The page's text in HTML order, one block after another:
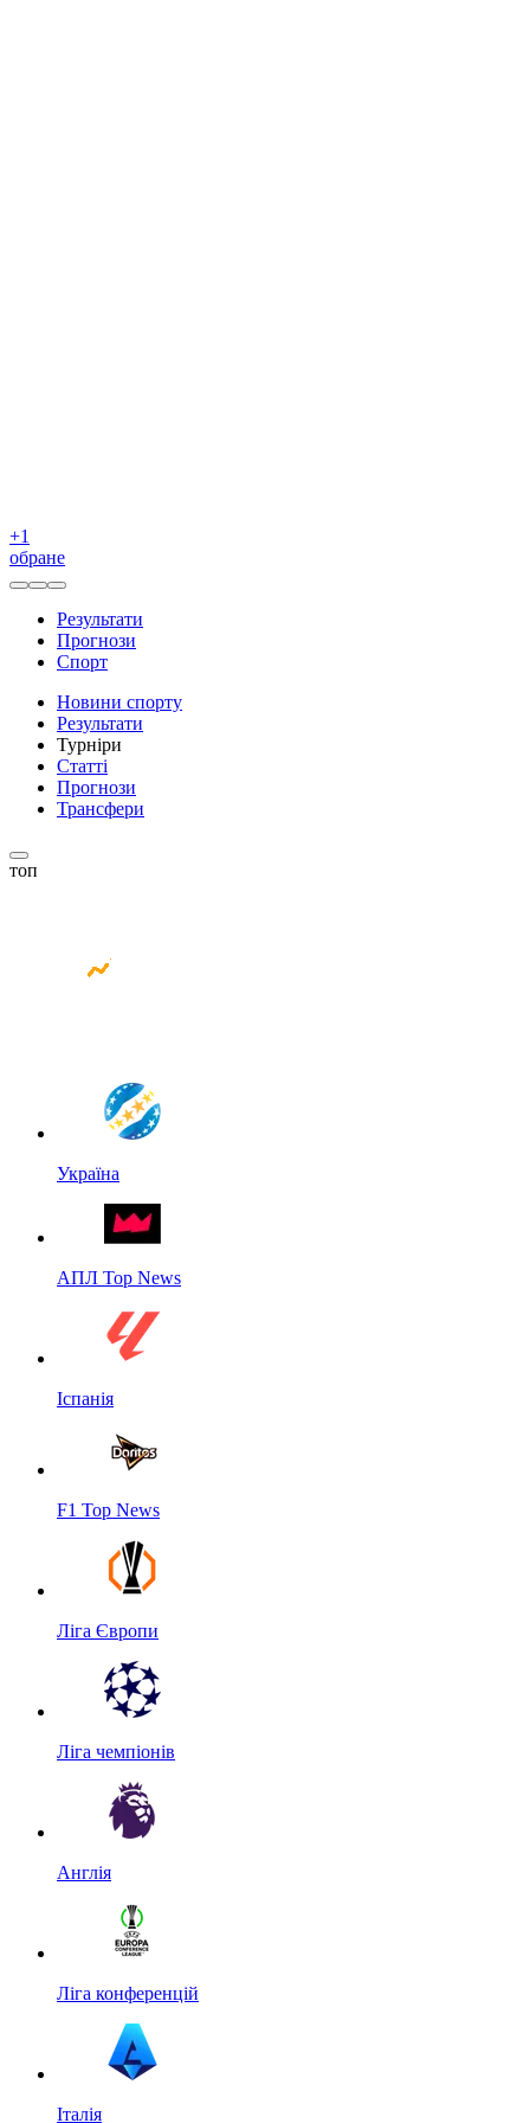
+1
обране
Результати
Прогнози
Спорт
Новини спорту
Результати
Турніри
Статті
Прогнози
Трансфери
топ
Україна
АПЛ Top News
Іспанія
F1 Top News
Ліга Європи
Ліга чемпіонів
Англія
Ліга конференцій
Італія